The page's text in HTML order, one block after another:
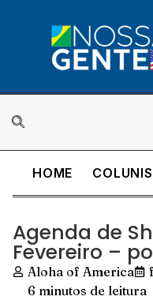
HOME
Agenda de
Fevereiro –
Aloha of America
6 minutos de leitura